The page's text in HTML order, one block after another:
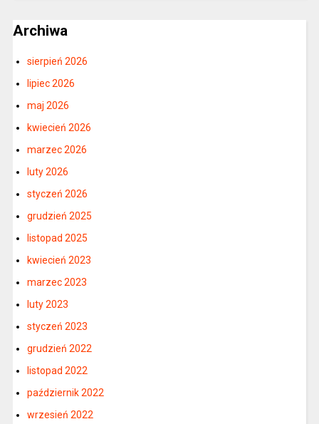
Archiwa
sierpień 2026
lipiec 2026
maj 2026
kwiecień 2026
marzec 2026
luty 2026
styczeń 2026
grudzień 2025
listopad 2025
kwiecień 2023
marzec 2023
luty 2023
styczeń 2023
grudzień 2022
listopad 2022
październik 2022
wrzesień 2022